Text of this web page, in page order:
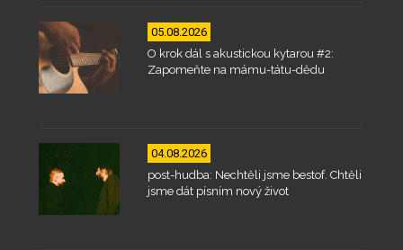
05.08.2026
O krok dál s akustickou kytarou #2:
Zapomeňte na mámu-tátu-dědu
04.08.2026
post-hudba: Nechtěli jsme bestof. Chtěli
jsme dát písním nový život